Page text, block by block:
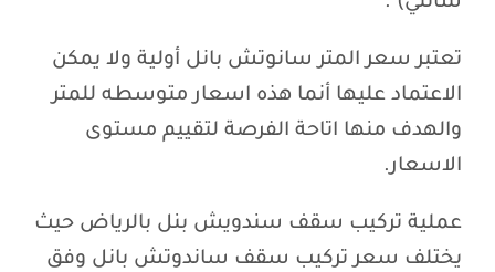
تعتبر سعر المتر سانوتش بانل أولية ولا يمكن
الاعتماد عليها أنما هذه اسعار متوسطه للمتر
والهدف منها اتاحة الفرصة لتقييم مستوى
الاسعار.
عملية تركيب سقف سندويش بنل بالرياض حيث
يختلف سعر تركيب سقف ساندوتش بانل وفق